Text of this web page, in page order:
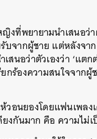
ญิงที่พยายามนำเสนอ
จากผู้ชาย แต่หลังจา
นอว่าตัวเองว่า ‘แตก
กร้องความสนใจจาก
อนยองโดยแฟนเพลง
งกันมาก คือ ความไม่